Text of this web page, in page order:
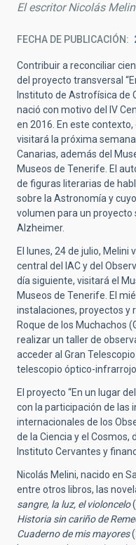
El escritor Nicolás
FECHA DE PUBLICACIÓN
Contribuir a reconciliar
del proyecto transversal
Instituto de Astrofísica de
nació con motivo del IV
en 2016. En este
visitará la próxima
Canarias, además del
Museos de Tenerife. El
de figuras literarias de
sobre la Astronomía y
volumen para un proyecto
Alzheimer.
El lunes, 24 de julio,
central del IAC y del
día siguiente, visitará el
Museos de Tenerife. El
instalaciones, proyectos y
Roque de los Muchachos
realizar un taller de
acceder al Gran
telescopio óptico-
El proyecto “En un lugar
con la participación de las
internacionales de los
de la Ciencia y el Cosmos,
Instituto Cervantes y
Nicolás Melini, nacido en
entre otros libros, las
sangre, la luz, el violoncelo
Historia sin cariño de
Cuaderno de mis mayores